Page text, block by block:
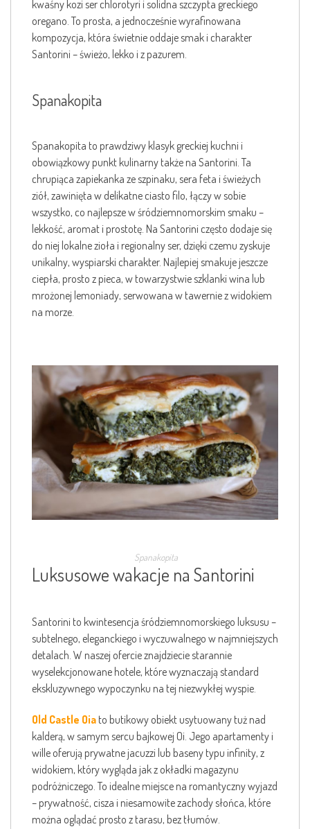
kwaśny kozi ser chlorotyri i solidna szczypta greckiego
oregano. To prosta, a jednocześnie wyrafinowana
kompozycja, która świetnie oddaje smak i charakter
Santorini – świeżo, lekko i z pazurem.
Spanakopita
Spanakopita to prawdziwy klasyk greckiej kuchni i
obowiązkowy punkt kulinarny także na Santorini. Ta
chrupiąca zapiekanka ze szpinaku, sera feta i świeżych
ziół, zawinięta w delikatne ciasto filo, łączy w sobie
wszystko, co najlepsze w śródziemnomorskim smaku –
lekkość, aromat i prostotę. Na Santorini często dodaje się
do niej lokalne zioła i regionalny ser, dzięki czemu zyskuje
unikalny, wyspiarski charakter. Najlepiej smakuje jeszcze
ciepła, prosto z pieca, w towarzystwie szklanki wina lub
mrożonej lemoniady, serwowana w tawernie z widokiem
na morze.
Spanakopita
Luksusowe wakacje na Santorini
Santorini to kwintesencja śródziemnomorskiego luksusu –
subtelnego, eleganckiego i wyczuwalnego w najmniejszych
detalach. W naszej ofercie znajdziecie starannie
wyselekcjonowane hotele, które wyznaczają standard
ekskluzywnego wypoczynku na tej niezwykłej wyspie.
Old Castle Oia to butikowy obiekt usytuowany tuż nad
kalderą, w samym sercu bajkowej Oi. Jego apartamenty i
wille oferują prywatne jacuzzi lub baseny typu infinity, z
widokiem, który wygląda jak z okładki magazynu
podróżniczego. To idealne miejsce na romantyczny wyjazd
– prywatność, cisza i niesamowite zachody słońca, które
można oglądać prosto z tarasu, bez tłumów.